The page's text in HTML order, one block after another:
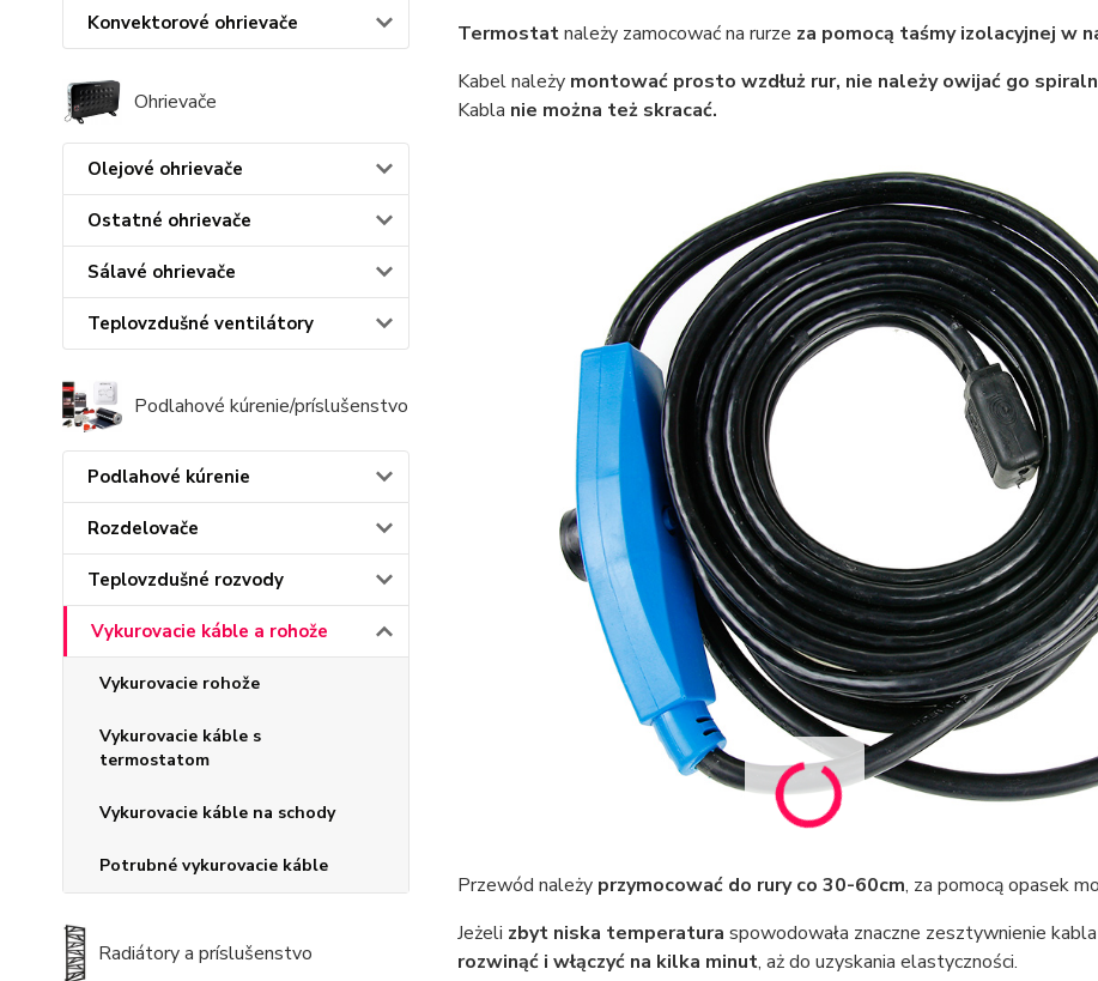
Konvektorové ohrievače
Ohrievače
Olejové ohrievače
Ostatné ohrievače
Sálavé ohrievače
Teplovzdušné ventilátory
Podlahové kúrenie/príslušenstvo
Podlahové kúrenie
Rozdelovače
Teplovzdušné rozvody
Vykurovacie káble a rohože
Vykurovacie rohože
Vykurovacie káble s
termostatom
Vykurovacie káble na schody
Potrubné vykurovacie káble
Radiátory a príslušenstvo
Termostatnależy zamocować na rurze za pomocą taśmy izolacyjnej w
Kabel należy montować prosto wzdłuż rur, nie należy owijać go
Kabla nie można też skracać.
Przewód należy przymocować do rury co 30-60cm, za pomocą opasek
Jeżeli zbyt niska temperatura spowodowała znaczne zesztywnienie
rozwinąć i włączyć na kilka minut, aż do uzyskania elastyczności.